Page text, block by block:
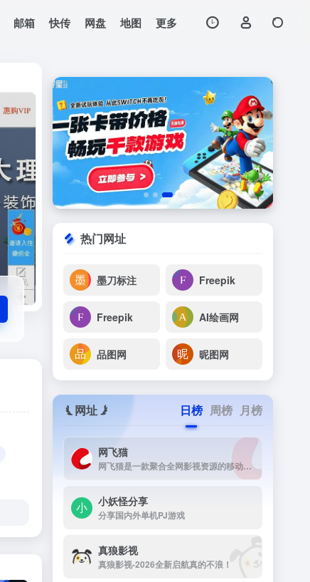
邮箱 快传 网盘 地图 更多
热门网址
墨刀标注 Freepik
Freepik AI绘画网
品图网 昵图网
网址 日榜 周榜 月榜
网飞猫
网飞猫是一款聚合全网影视资源的移动端播放应用，主打免费、高画...
小妖怪分享
分享国内外单机PJ游戏
真狼影视
真狼影视-2026全新启航真的不浪！